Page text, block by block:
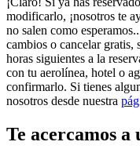
modificarlo, ¡nosotros te
no salen como
cambios o cancelar gratis,
horas siguientes a la
con tu aerolínea, hotel o
confirmarlo. Si tienes
nosotros desde nuestra
Te acercamos a